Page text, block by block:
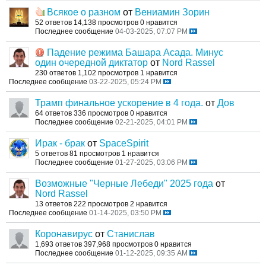
Всякое о разном от Вениамин Зорин
52 ответов 14,138 просмотров 0 нравится
Последнее сообщение 04-03-2025, 07:07 PM
Падение режима Башара Асада. Минус
один очередной диктатор от Nord Rassel
230 ответов 1,102 просмотров 1 нравится
Последнее сообщение 03-22-2025, 05:24 PM
Трамп финальное ускорение в 4 года. от Дов
64 ответов 336 просмотров 0 нравится
Последнее сообщение 02-21-2025, 04:01 PM
Ирак - брак от SpaceSpirit
5 ответов 81 просмотров 1 нравится
Последнее сообщение 01-27-2025, 03:06 PM
Возможные "Черные Лебеди" 2025 года от
Nord Rassel
13 ответов 222 просмотров 2 нравится
Последнее сообщение 01-14-2025, 03:50 PM
Коронавирус от Станислав
1,693 ответов 397,968 просмотров 0 нравится
Последнее сообщение 01-12-2025, 09:35 AM